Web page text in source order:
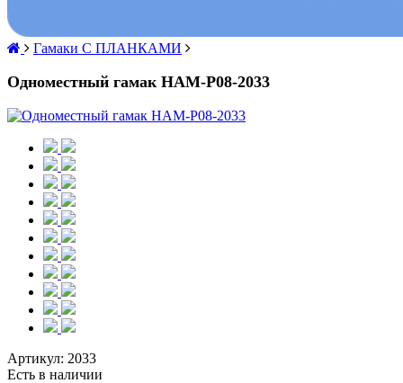
Гамаки С ПЛАНКАМИ
Одноместный гамак HAM-P08-2033
Артикул: 2033
Есть в наличии